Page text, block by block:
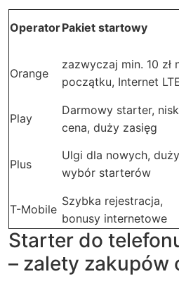
OperatorPakiet startowy
Orange
zazwyczaj min. 10 zł
początku, Internet
Play
Darmowy starter,
cena, duży zasięg
Plus
Ulgi dla nowych, duży
wybór starterów
T-Mobile
Szybka rejestracja,
bonusy internetowe
Starter do
– zalety zakupów